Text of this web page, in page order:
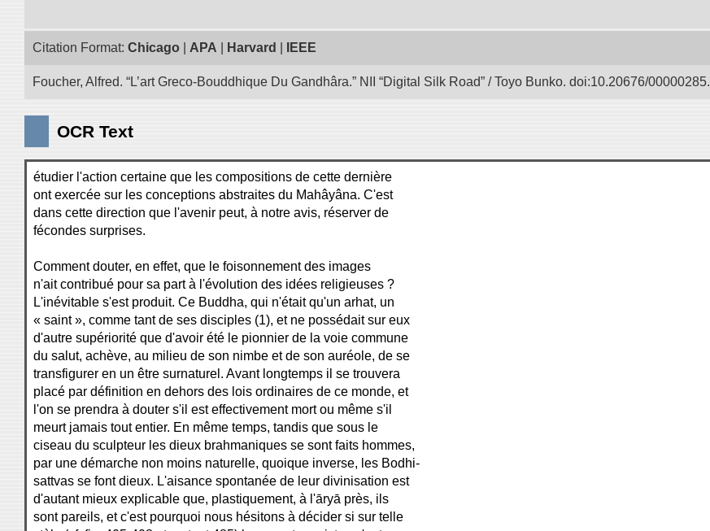
Citation Format: Chicago APA Harvard IEEE
Foucher, Alfred. “L’art Greco-Bouddhique Du Gandhâra.” NII “Digital Silk Road” / Toyo Bunko. doi:10.20676/00000285.
OCR Text
étudier l'action certaine que les compositions de cette dernière
ont exercée sur les conceptions abstraites du Mahâyâna. C'est
dans cette direction que l'avenir peut, à notre avis, réserver de
fécondes surprises.
Comment douter, en effet, que le foisonnement des images
n'ait contribué pour sa part à l'évolution des idées religieuses ?
L'inévitable s'est produit. Ce Buddha, qui n'était qu'un arhat, un
« saint », comme tant de ses disciples (1), et ne possédait sur eux
d'autre supériorité que d'avoir été le pionnier de la voie commune
du salut, achève, au milieu de son nimbe et de son auréole, de se
transfigurer en un être surnaturel. Avant longtemps il se trouvera
placé par définition en dehors des lois ordinaires de ce monde, et
l'on se prendra à douter s'il est effectivement mort ou même s'il
meurt jamais tout entier. En même temps, tandis que sous le
ciseau du sculpteur les dieux brahmaniques se sont faits hommes,
par une démarche non moins naturelle, quoique inverse, les Bodhi-
sattvas se font dieux. L'aisance spontanée de leur divinisation est
d'autant mieux explicable que, plastiquement, à l'āryā près, ils
sont pareils, et c'est pourquoi nous hésitons à décider si sur telle